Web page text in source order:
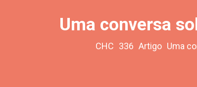
Uma conversa
CHC 336 Artigo Uma